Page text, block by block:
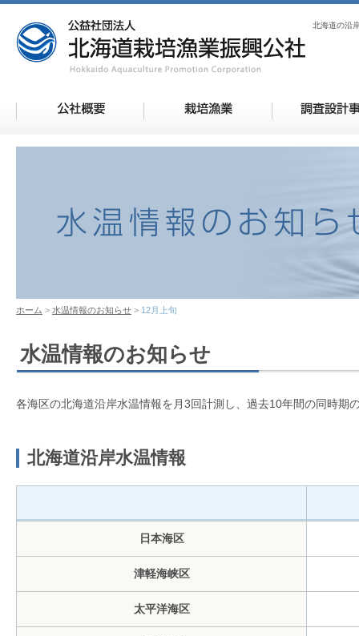
北海道の沿
ホーム 水温情報のお知らせ 12月上旬
水温情報のお知らせ
各海区の北海道沿岸水温情報を月3回計測し、過去10年間の同時期
北海道沿岸水温情報
日本海区
津軽海峡区
太平洋海区